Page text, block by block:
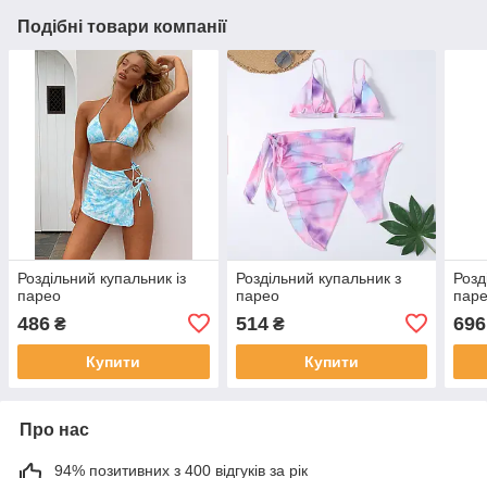
Подібні товари компанії
Роздільний купальник із
парео
486 ₴
Купити
Роздільний купальник з
парео
514₴
Купити
696
Про нас
94% позитивних з 400 відгуків за рік